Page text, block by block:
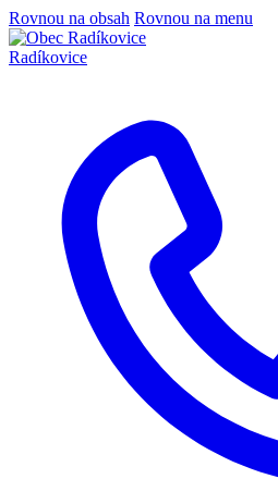
Rovnou na obsah Rovnou na menu
Radíkovice